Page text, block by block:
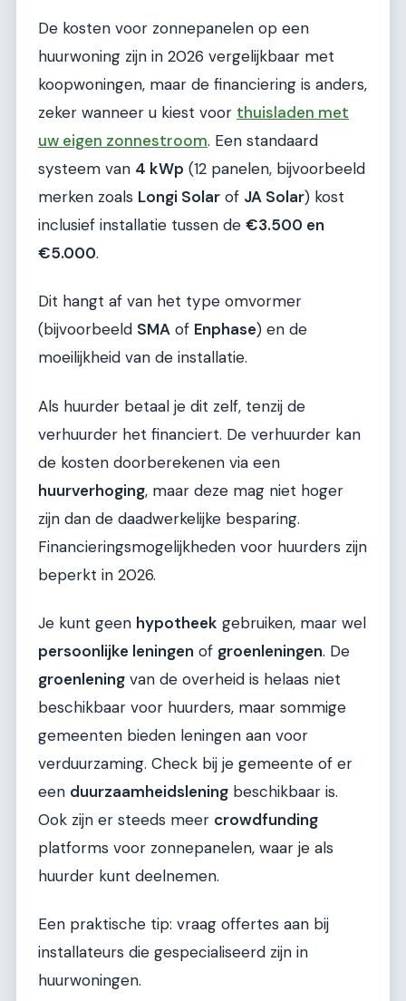
De kosten voor zonnepanelen op een
huurwoning zijn in 2026 vergelijkbaar met
koopwoningen, maar de financiering is anders,
zeker wanneer u kiest voor thuisladen met
uw eigen zonnestroom. Een standaard
systeem van 4 kWp (12 panelen, bijvoorbeeld
merken zoals Longi Solar of JA Solar) kost
inclusief installatie tussen de €3.500 en
€5.000.
Dit hangt af van het type omvormer
(bijvoorbeeld SMA of Enphase) en de
moeilijkheid van de installatie.
Als huurder betaal je dit zelf, tenzij de
verhuurder het financiert. De verhuurder kan
de kosten doorberekenen via een
huurverhoging, maar deze mag niet hoger
zijn dan de daadwerkelijke besparing.
Financieringsmogelijkheden voor huurders zijn
beperkt in 2026.
Je kunt geen hypotheek gebruiken, maar wel
persoonlijke leningen of groenleningen. De
groenlening van de overheid is helaas niet
beschikbaar voor huurders, maar sommige
gemeenten bieden leningen aan voor
verduurzaming. Check bij je gemeente of er
een duurzaamheidslening beschikbaar is.
Ook zijn er steeds meer crowdfunding
platforms voor zonnepanelen, waar je als
huurder kunt deelnemen.
Een praktische tip: vraag offertes aan bij
installateurs die gespecialiseerd zijn in
huurwoningen.